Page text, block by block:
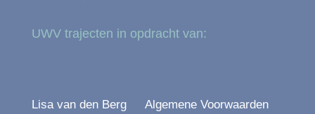
UWV trajecten in opdracht van:
Lisa van den Berg
Algemene Voorwaarden